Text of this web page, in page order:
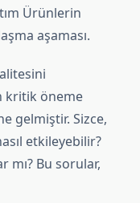
Ürünlerin
aşaması.
kritik öneme
gelmiştir. Sizce,
etkileyebilir?
mı? Bu sorular,